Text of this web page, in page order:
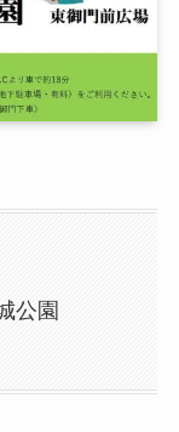
公園